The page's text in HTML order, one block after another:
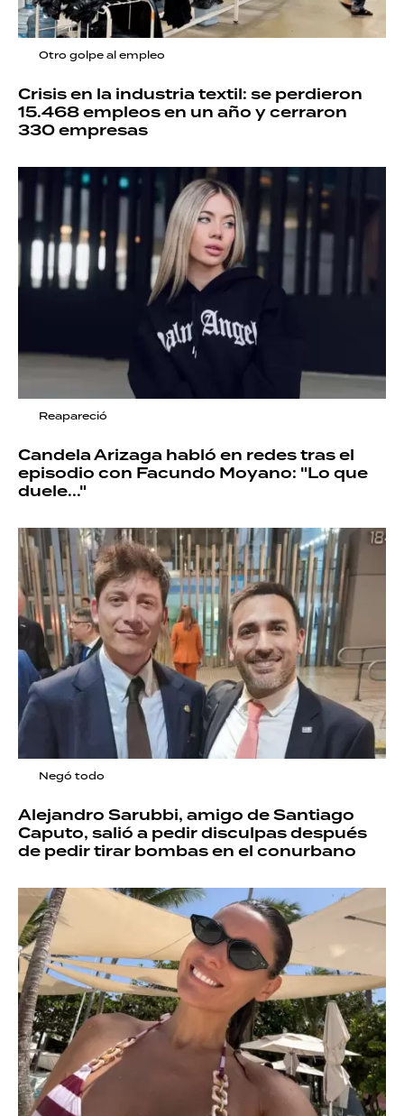
Otro golpe al empleo
Crisis en la industria textil: se perdieron
15.468 empleos en un año y cerraron
330 empresas
Reapareció
Candela Arizaga habló en redes tras el
episodio con Facundo Moyano: "Lo que
duele..."
Negó todo
Alejandro Sarubbi, amigo de Santiago
Caputo, salió a pedir disculpas después
de pedir tirar bombas en el conurbano